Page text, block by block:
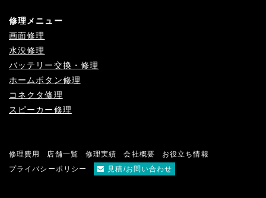
修理メニュー
画面修理
水没修理
バッテリー交換・修理
ホームボタン修理
コネクタ修理
スピーカー修理
修理費用 店舗一覧 修理実績 会社概要
お役立ち情報
プライバシーポリシー
見積/お問い合わせ